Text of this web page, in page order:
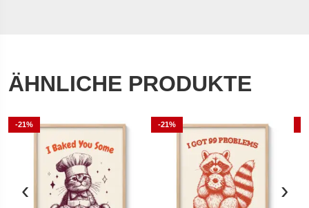
ÄHNLICHE PRODUKTE
‹
-21% -21%
›